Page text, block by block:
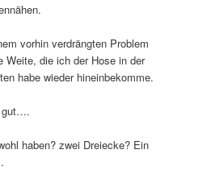
vorhin verdrängten Problem
Weite, die ich der Hose in der
habe wieder hineinbekomme.
gut….
haben? zwei Dreiecke? Ein